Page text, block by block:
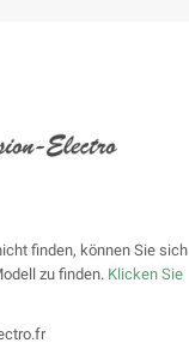
finden, können Sie sich
zu finden. Klicken Sie